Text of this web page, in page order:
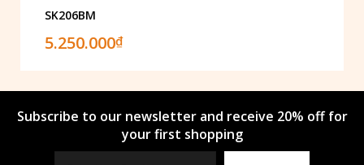
SK206BM
5.250.000₫
Subscribe to our newsletter and receive 20% off for
your first shopping